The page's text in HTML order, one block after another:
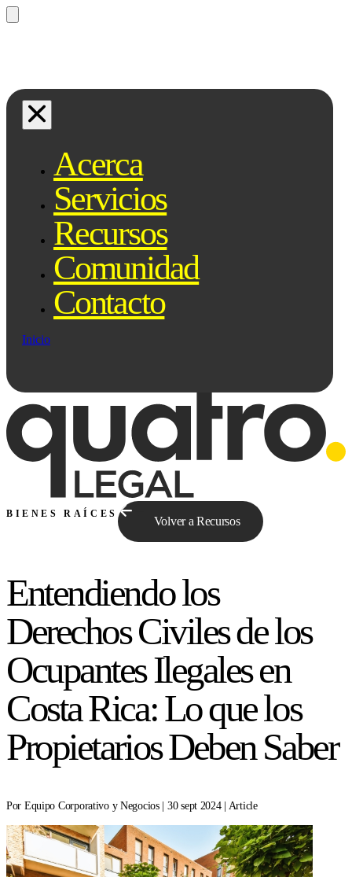
Preguntale a Qe...
Acerca
Servicios
Recursos
Comunidad
Contacto
Inicio
BIENES RAÍCES
Volver a Recursos
Entendiendo los
Derechos Civiles de los
Ocupantes Ilegales en
Costa Rica: Lo que los
Propietarios Deben Saber
Por Equipo Corporativo y Negocios | 30 sept 2024 | Article